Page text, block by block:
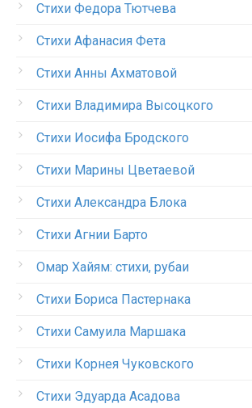
Стихи Федора Тютчева
Стихи Афанасия Фета
Стихи Анны Ахматовой
Стихи Владимира Высоцкого
Стихи Иосифа Бродского
Стихи Марины Цветаевой
Стихи Александра Блока
Стихи Агнии Барто
Омар Хайям: стихи, рубаи
Стихи Бориса Пастернака
Стихи Самуила Маршака
Стихи Корнея Чуковского
Стихи Эдуарда Асадова